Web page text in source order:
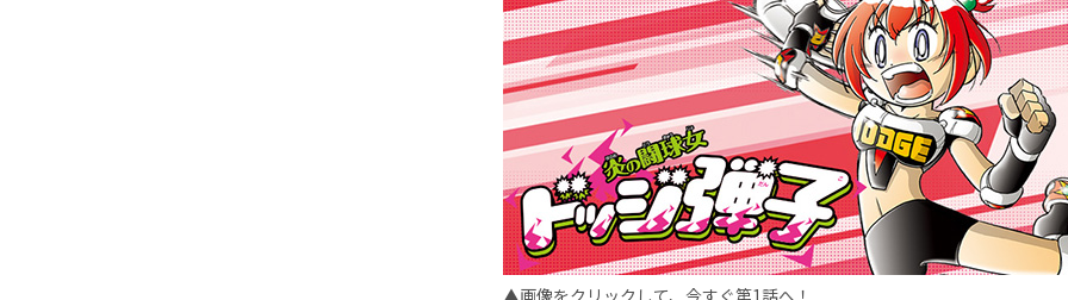
▲画像をクリックして、今すぐ第1話へ！